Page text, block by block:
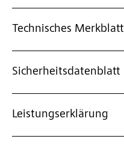
Technisches Merkblatt
Sicherheitsdatenblatt
Leistungserklärung